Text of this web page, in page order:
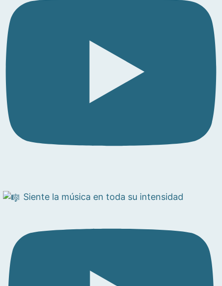
Siente la música en toda su intensidad